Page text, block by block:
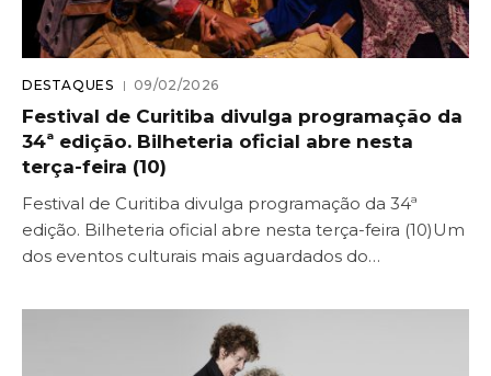
DESTAQUES 09/02/2026
Festival de Curitiba divulga programação da
34ª edição. Bilheteria oficial abre nesta
terça-feira (10)
Festival de Curitiba divulga programação da 34ª
edição. Bilheteria oficial abre nesta terça-feira (10)Um
dos eventos culturais mais aguardados do…